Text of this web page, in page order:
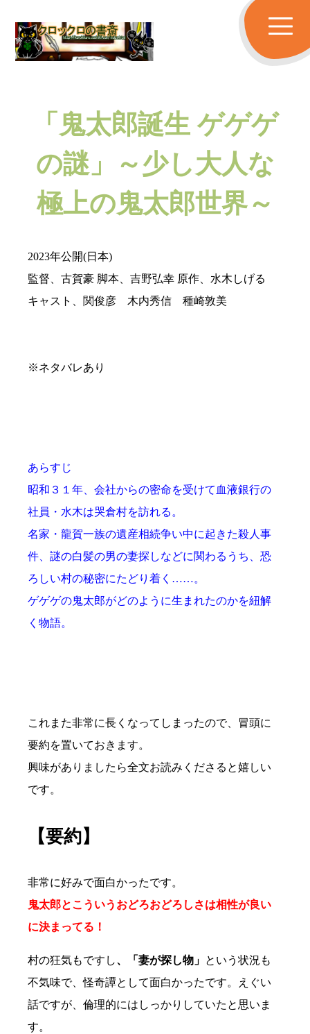
「鬼太郎誕生 ゲゲゲ
の謎」～少し大人な
極上の鬼太郎世界～
2023年公開(日本)
監督、古賀豪 脚本、吉野弘幸 原作、水木しげる
キャスト、関俊彦 木内秀信 種崎敦美
※ネタバレあり
あらすじ
昭和３１年、会社からの密命を受けて血液銀行の
社員・水木は哭倉村を訪れる。
名家・龍賀一族の遺産相続争い中に起きた殺人事
件、謎の白髪の男の妻探しなどに関わるうち、恐
ろしい村の秘密にたどり着く……。
ゲゲゲの鬼太郎がどのように生まれたのかを紐解
く物語。
これまた非常に長くなってしまったので、冒頭に
要約を置いておきます。
興味がありましたら全文お読みくださると嬉しい
です。
【要約】
非常に好みで面白かったです。
鬼太郎とこういうおどろおどろしさは相性が良い
に決まってる！
村の狂気もですし、「妻が探し物」 という状況も
不気味で、怪奇譚として面白かったです。えぐい
話ですが、倫理的にはしっかりしていたと思いま
す。